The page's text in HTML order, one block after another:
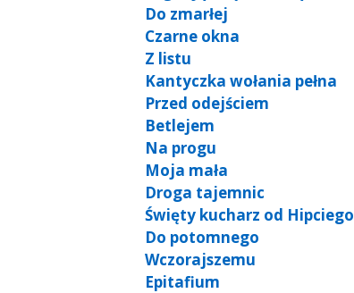
Do zmarłej
Czarne okna
Z listu
Kantyczka wołania pełna
Przed odejściem
Betlejem
Na progu
Moja mała
Droga tajemnic
Święty kucharz od Hipciego
Do potomnego
Wczorajszemu
Epitafium